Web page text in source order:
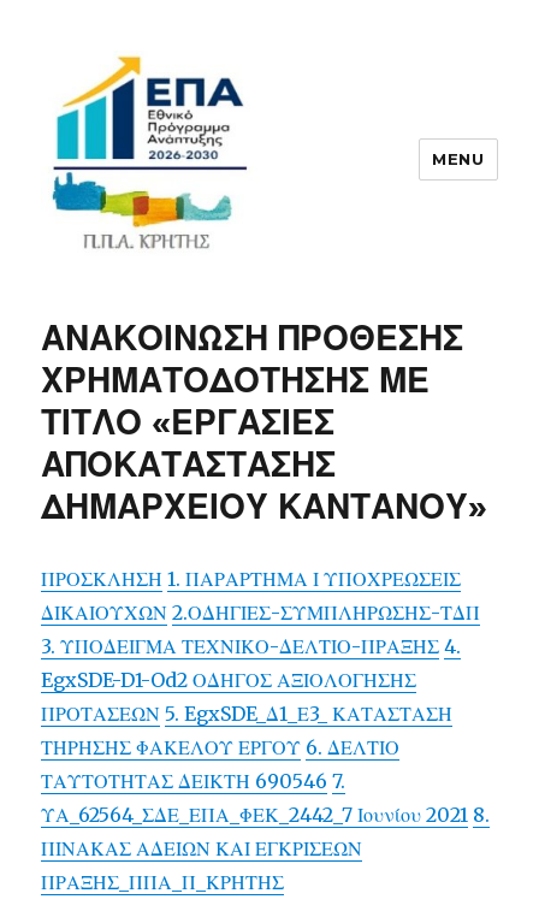
MENU
ΑΝΑΚΟΙΝΩΣΗ ΠΡΟΘΕΣΗΣ
ΧΡΗΜΑΤΟΔΟΤΗΣΗΣ ΜΕ
ΤΙΤΛΟ «ΕΡΓΑΣΙΕΣ
ΑΠΟΚΑΤΑΣΤΑΣΗΣ
ΔΗΜΑΡΧΕΙΟΥ ΚΑΝΤΑΝΟΥ»
ΠΡΟΣΚΛΗΣΗ 1. ΠΑΡΑΡΤΗΜΑ Ι ΥΠΟΧΡΕΩΣΕΙΣ
ΔΙΚΑΙΟΥΧΩΝ 2.ΟΔΗΓΙΕΣ-ΣΥΜΠΛΗΡΩΣΗΣ-ΤΔΠ
3. ΥΠΟΔΕΙΓΜΑ ΤΕΧΝΙΚΟ-ΔΕΛΤΙΟ-ΠΡΑΞΗΣ 4.
EgxSDE-D1-Od2 ΟΔΗΓΟΣ ΑΞΙΟΛΟΓΗΣΗΣ
ΠΡΟΤΑΣΕΩΝ 5. EgxSDE_Δ1_Ε3_ ΚΑΤΑΣΤΑΣΗ
ΤΗΡΗΣΗΣ ΦΑΚΕΛΟΥ ΕΡΓΟΥ 6. ΔΕΛΤΙΟ
ΤΑΥΤΟΤΗΤΑΣ ΔΕΙΚΤΗ 690546 7.
ΥΑ_62564_ΣΔΕ_ΕΠΑ_ΦΕΚ_2442_7 Ιουνίου 2021 8.
ΠΙΝΑΚΑΣ ΑΔΕΙΩΝ ΚΑΙ ΕΓΚΡΙΣΕΩΝ
ΠΡΑΞΗΣ_ΠΠΑ_Π_ΚΡΗΤΗΣ